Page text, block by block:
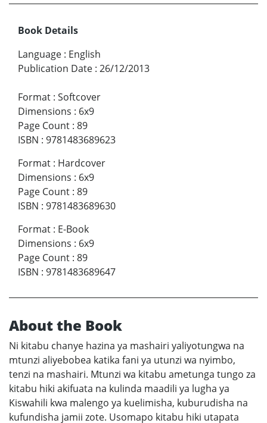
Book Details
Language : English
Publication Date : 26/12/2013
Format : Softcover
Dimensions : 6x9
Page Count : 89
ISBN : 9781483689623
Format : Hardcover
Dimensions : 6x9
Page Count : 89
ISBN : 9781483689630
Format : E-Book
Dimensions : 6x9
Page Count : 89
ISBN : 9781483689647
About the Book
Ni kitabu chanye hazina ya mashairi yaliyotungwa na
mtunzi aliyebobea katika fani ya utunzi wa nyimbo,
tenzi na mashairi. Mtunzi wa kitabu ametunga tungo za
kitabu hiki akifuata na kulinda maadili ya lugha ya
Kiswahili kwa malengo ya kuelimisha, kuburudisha na
kufundisha jamii zote. Usomapo kitabu hiki utapata